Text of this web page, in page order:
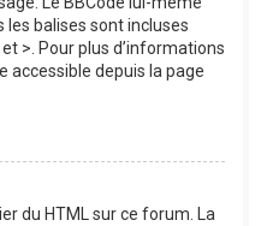
les balises sont incluses
>. Pour plus d’informations
accessible depuis la page
du HTML sur ce forum. La